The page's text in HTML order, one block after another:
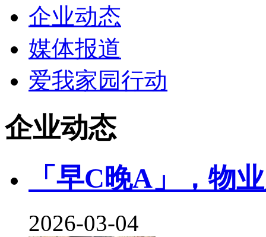
企业动态
媒体报道
爱我家园行动
企业动态
「早C晚A」，物
2026-03-04